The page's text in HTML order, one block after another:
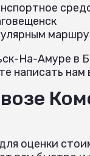
На-Амуре в
нам
оценки